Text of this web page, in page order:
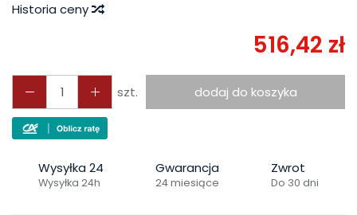
Historia ceny
516,42 zł
szt. dodaj do koszyka
Wysyłka 24
Wysyłka 24h
Gwarancja
24 miesiące
Zwrot
Do 30 dni